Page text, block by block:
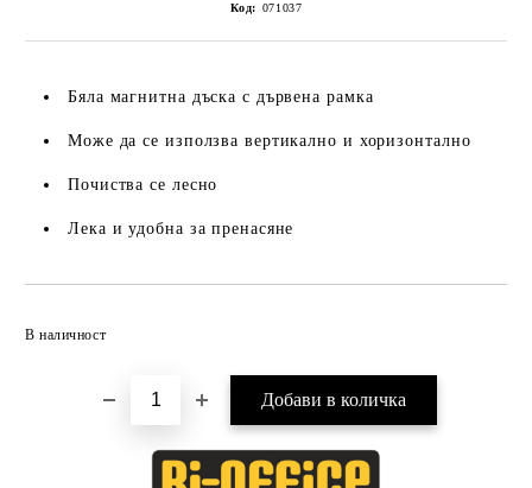
Код: 071037
Бяла магнитна дъска с дървена рамка
Може да се използва вертикално и хоризонтално
Почиства се лесно
Лека и удобна за пренасяне
В наличност